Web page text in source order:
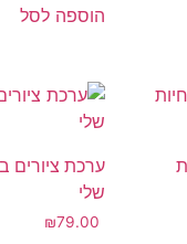
הוספה לסל
ערכת ציורים
שלי
₪79.00